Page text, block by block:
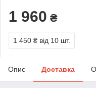
1 960 ₴
1 450 ₴ від 10 шт.
Опис Доставка